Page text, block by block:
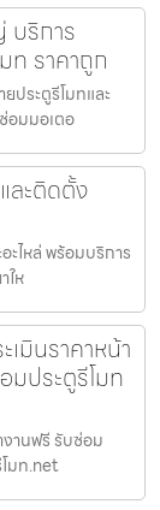
บริการ
ท ราคาถูก
ประตูรีโมทและ
อมมอเตอ
ละติดตั้ง
ะไหล่ พร้อมบริการ
ให
เมินราคาหน้า
มประตูรีโมท
งานฟรี รับซ่อม
มท.net